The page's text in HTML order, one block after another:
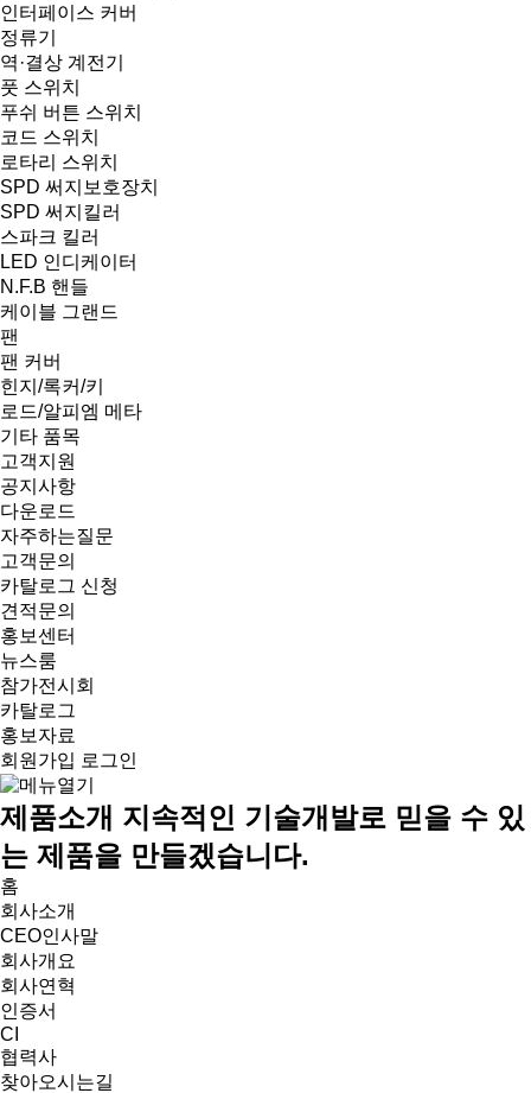
인터페이스 커버
정류기
역·결상 계전기
풋 스위치
푸쉬 버튼 스위치
코드 스위치
로타리 스위치
SPD 써지보호장치
SPD 써지킬러
스파크 킬러
LED 인디케이터
N.F.B 핸들
케이블 그랜드
팬
팬 커버
힌지/록커/키
로드/알피엠 메타
기타 품목
고객지원
공지사항
다운로드
자주하는질문
고객문의
카탈로그 신청
견적문의
홍보센터
뉴스룸
참가전시회
카탈로그
홍보자료
회원가입 로그인
제품소개 지속적인 기술개발로 믿을 수 있
는 제품을 만들겠습니다.
홈
회사소개
CEO인사말
회사개요
회사연혁
인증서
CI
협력사
찾아오시는길